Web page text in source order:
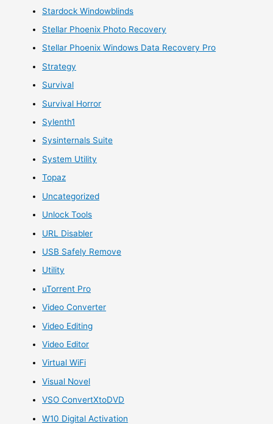
Stardock Windowblinds
Stellar Phoenix Photo Recovery
Stellar Phoenix Windows Data Recovery Pro
Strategy
Survival
Survival Horror
Sylenth1
Sysinternals Suite
System Utility
Topaz
Uncategorized
Unlock Tools
URL Disabler
USB Safely Remove
Utility
uTorrent Pro
Video Converter
Video Editing
Video Editor
Virtual WiFi
Visual Novel
VSO ConvertXtoDVD
W10 Digital Activation